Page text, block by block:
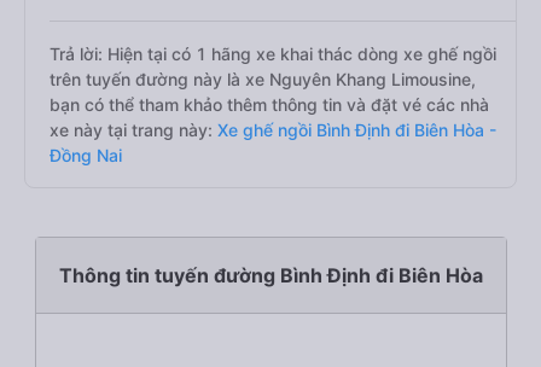
Trả lời: Hiện tại có 1 hãng xe khai thác dòng xe ghế ngồi
trên tuyến đường này là xe Nguyên Khang Limousine,
bạn có thể tham khảo thêm thông tin và đặt vé các nhà
xe này tại trang này: Xe ghế ngồi Bình Định đi Biên Hòa -
Đồng Nai
Thông tin tuyến đường Bình Định đi Biên Hòa